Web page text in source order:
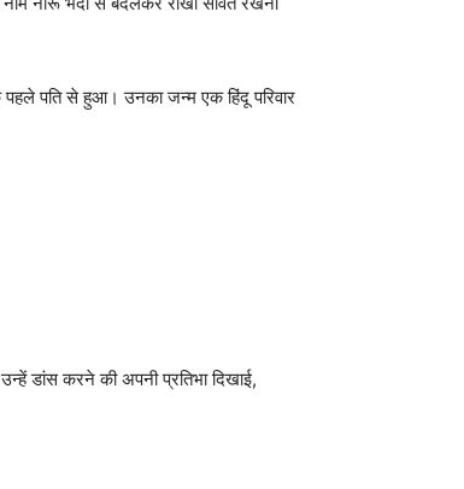
पहले पति से हुआ। उनका जन्म एक हिंदू परिवार
डांस करने की अपनी प्रतिभा दिखाई,